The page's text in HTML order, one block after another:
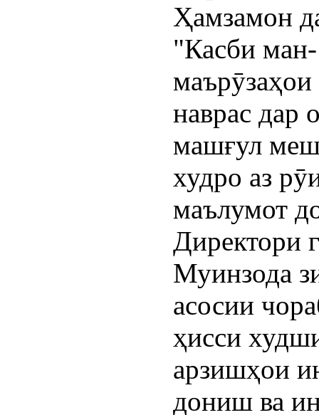
Ҳамзамон
"Касби
маърӯзаҳои
наврас дар
машғул
худро аз
маълумот
Директори
Муинзода
асосии
ҳисси
арзишҳои
дониш ва